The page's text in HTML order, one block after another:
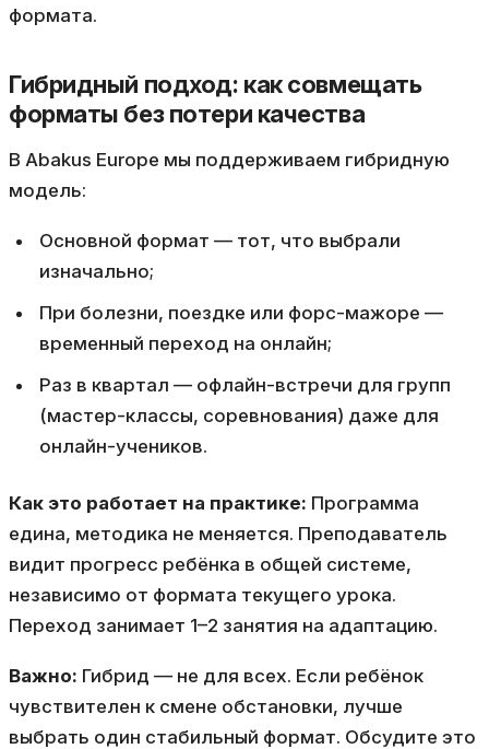
формата.
Гибридный подход: как совмещать
форматы без потери качества
В Abakus Europe мы поддерживаем гибридную
модель:
Основной формат — тот, что выбрали
изначально;
При болезни, поездке или форс-мажоре —
временный переход на онлайн;
Раз в квартал — офлайн-встречи для групп
(мастер-классы, соревнования) даже для
онлайн-учеников.
Как это работает на практике: Программа
едина, методика не меняется. Преподаватель
видит прогресс ребёнка в общей системе,
независимо от формата текущего урока.
Переход занимает 1–2 занятия на адаптацию.
Важно: Гибрид — не для всех. Если ребёнок
чувствителен к смене обстановки, лучше
выбрать один стабильный формат. Обсудите это